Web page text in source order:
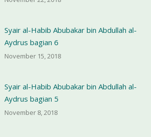
Syair al-Habib Abubakar bin Abdullah al-
Aydrus bagian 6
November 15, 2018
Syair al-Habib Abubakar bin Abdullah al-
Aydrus bagian 5
November 8, 2018